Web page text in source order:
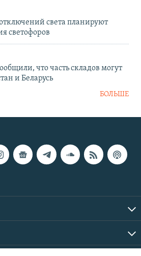
света планируют
светофоров
что часть складов могут
и Беларусь
БОЛЬШЕ